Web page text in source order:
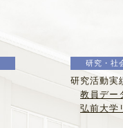
研究・社
研究活動実
教員デー
弘前大学